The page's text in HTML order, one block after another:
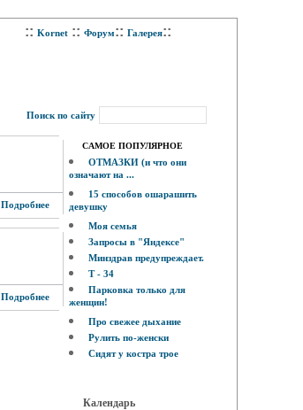
:: Kornet :: Форум:: Галерея::
Поиск по сайту
Подробнее
Подробнее
САМОЕ ПОПУЛЯРНОЕ
ОТМАЗКИ (и что они
означают на ...
15 способов ошарашить
девушку
Моя семья
Запросы в "Яндексе"
Минздрав предупреждает.
Т - 34
Парковка только для
женщин!
Про свежее дыхание
Рулить по-женски
Сидят у костра трое
Календарь